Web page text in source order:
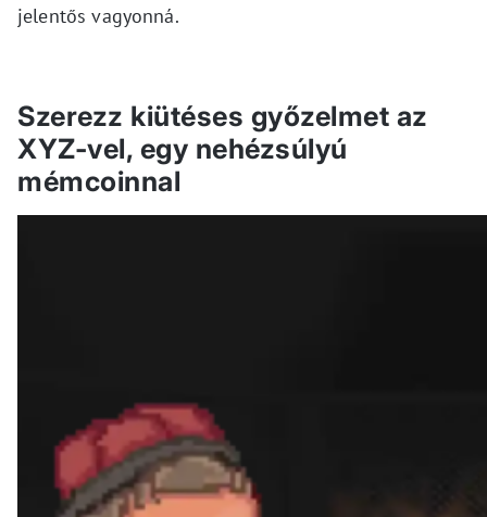
jelentős vagyonná.
Szerezz kiütéses győzelmet az
XYZ-vel, egy nehézsúlyú
mémcoinnal